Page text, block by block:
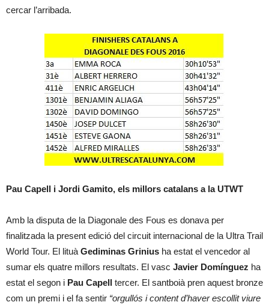
cercar l’arribada.
Pau Capell i Jordi Gamito, els millors catalans a la UTWT
Amb la disputa de la Diagonale des Fous es donava per
finalitzada la present edició del circuit internacional de la Ultra Trail
World Tour. El lituà Gediminas Grinius ha estat el vencedor al
sumar els quatre millors resultats. El vasc Javier Domínguez ha
estat el segon i Pau Capell tercer. El santboià pren aquest bronze
com un premi i el fa sentir “orgullós i content d’haver escollit viure